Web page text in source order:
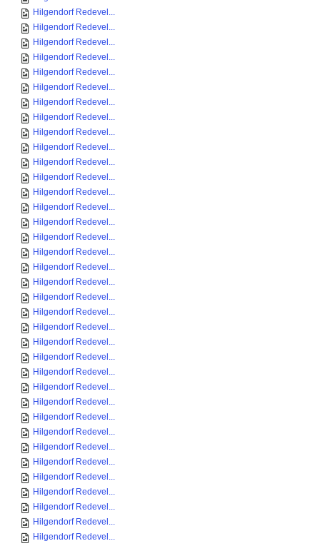
Hilgendorf Redevel...
Hilgendorf Redevel...
Hilgendorf Redevel...
Hilgendorf Redevel...
Hilgendorf Redevel...
Hilgendorf Redevel...
Hilgendorf Redevel...
Hilgendorf Redevel...
Hilgendorf Redevel...
Hilgendorf Redevel...
Hilgendorf Redevel...
Hilgendorf Redevel...
Hilgendorf Redevel...
Hilgendorf Redevel...
Hilgendorf Redevel...
Hilgendorf Redevel...
Hilgendorf Redevel...
Hilgendorf Redevel...
Hilgendorf Redevel...
Hilgendorf Redevel...
Hilgendorf Redevel...
Hilgendorf Redevel...
Hilgendorf Redevel...
Hilgendorf Redevel...
Hilgendorf Redevel...
Hilgendorf Redevel...
Hilgendorf Redevel...
Hilgendorf Redevel...
Hilgendorf Redevel...
Hilgendorf Redevel...
Hilgendorf Redevel...
Hilgendorf Redevel...
Hilgendorf Redevel...
Hilgendorf Redevel...
Hilgendorf Redevel...
Hilgendorf Redevel...